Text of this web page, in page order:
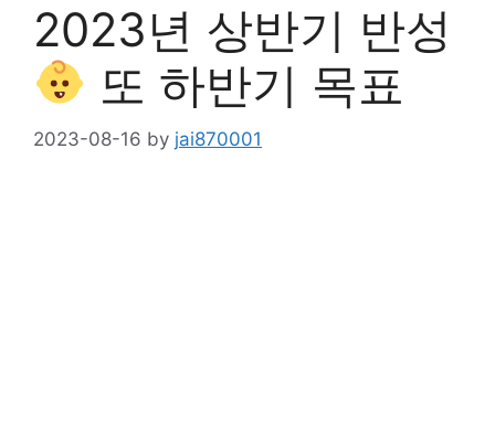
2023년 상반기 반성
또 하반기 목표
2023-08-16 by jai870001